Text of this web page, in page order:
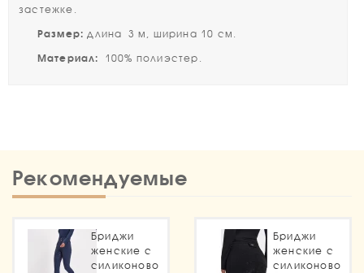
застежке.
Размер:длина 3 м, ширина 10 см.
Материал: 100% полиэстер.
Рекомендуемые
Бриджи
женские с
силиконовой
Бриджи
женские с
силиконовой